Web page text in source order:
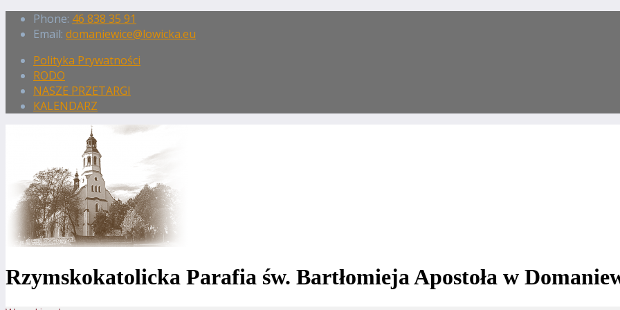
Phone: 46 838 35 91
Email: domaniewice@lowicka.eu
Polityka Prywatności
RODO
NASZE PRZETARGI
KALENDARZ
Rzymskokatolicka Parafia św. Bartłomieja Apostoła w